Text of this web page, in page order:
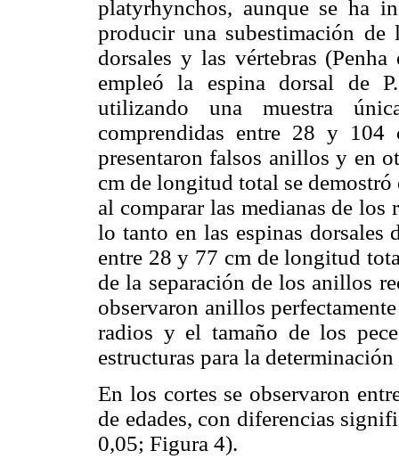
platyrhynchos, aunque se ha
producir una subestimación de
dorsales y las vértebras
empleó la espina dorsal de
utilizando una muestra
comprendidas entre 28 y
presentaron falsos anillos y en
cm de longitud total se
al comparar las medianas de
lo tanto en las espinas dorsales
entre 28 y 77 cm de longitud
de la separación de los anillos
observaron anillos
radios y el tamaño de los
estructuras para la
En los cortes se observaron
de edades, con diferencias
0,05; Figura 4).